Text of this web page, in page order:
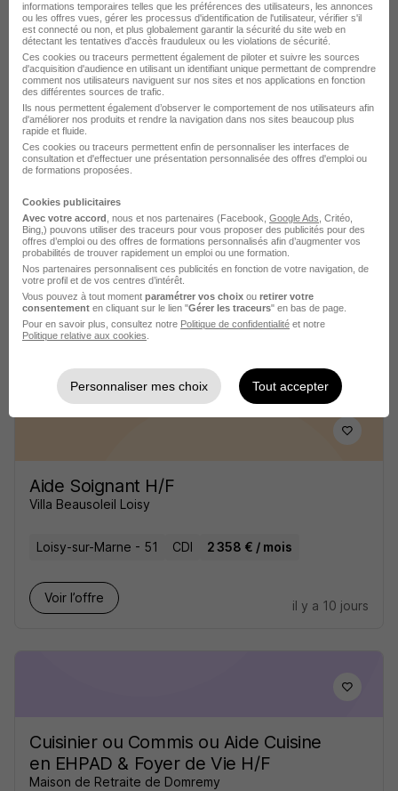
Loisy-sur-Marne - 51 CDD 2 288 € / mois
Voir l’offre
Aide Déménageur H/F
Ergos 51 695
Vauclerc - 51 Intérim 13 € / heure
Voir l’offre
Aide Soignant H/F
Villa Beausoleil Loisy
Loisy-sur-Marne - 51 CDI 2 358 € / mois
Voir l’offre
il y a 10 jours
Cuisinier ou Commis ou Aide Cuisine
en EHPAD & Foyer de Vie H/F
Maison de Retraite de Domremy
informations temporaires telles que les préférences des utilisateurs, les annonces
ou les offres vues, gérer les processus d'identification de l'utilisateur, vérifier s'il
est connecté ou non, et plus globalement garantir la sécurité du site web en
détectant les tentatives d'accès frauduleux ou les violations de sécurité.
Ces cookies ou traceurs permettent également de piloter et suivre les sources
d'acquisition d'audience en utilisant un identifiant unique permettant de comprendre
comment nos utilisateurs naviguent sur nos sites et nos applications en fonction
des différentes sources de trafic.
Ils nous permettent également d’observer le comportement de nos utilisateurs afin
d'améliorer nos produits et rendre la navigation dans nos sites beaucoup plus
rapide et fluide.
Ces cookies ou traceurs permettent enfin de personnaliser les interfaces de
consultation et d'effectuer une présentation personnalisée des offres d'emploi ou
de formations proposées.
Cookies publicitaires
Avec votre accord , nous et nos partenaires (Facebook, Google Ads , Critéo,
Bing,) pouvons utiliser des traceurs pour vous proposer des publicités pour des
offres d’emploi ou des offres de formations personnalisés afin d’augmenter vos
probabilités de trouver rapidement un emploi ou une formation.
Nos partenaires personnalisent ces publicités en fonction de votre navigation, de
votre profil et de vos centres d’intérêt.
Vous pouvez à tout moment paramétrer vos choix ou retirer votre
consentement en cliquant sur le lien "Gérer les traceurs" en bas de page.
Pour en savoir plus, consultez notre Politique de confidentialité et notre
Politique relative aux cookies
Personnaliser mes choix Tout accepter